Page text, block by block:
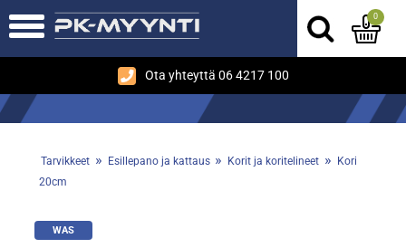
Ota yhteyttä 06 4217 100
0
Tarvikkeet » Esillepano ja kattaus » Korit ja koritelineet »
Kori
20cm
WAS